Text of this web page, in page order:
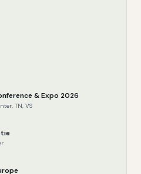
& Expo 2026
TN, VS